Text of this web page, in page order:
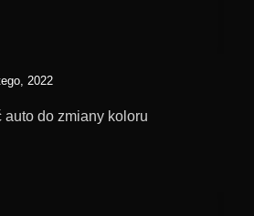
2022
auto do zmiany koloru